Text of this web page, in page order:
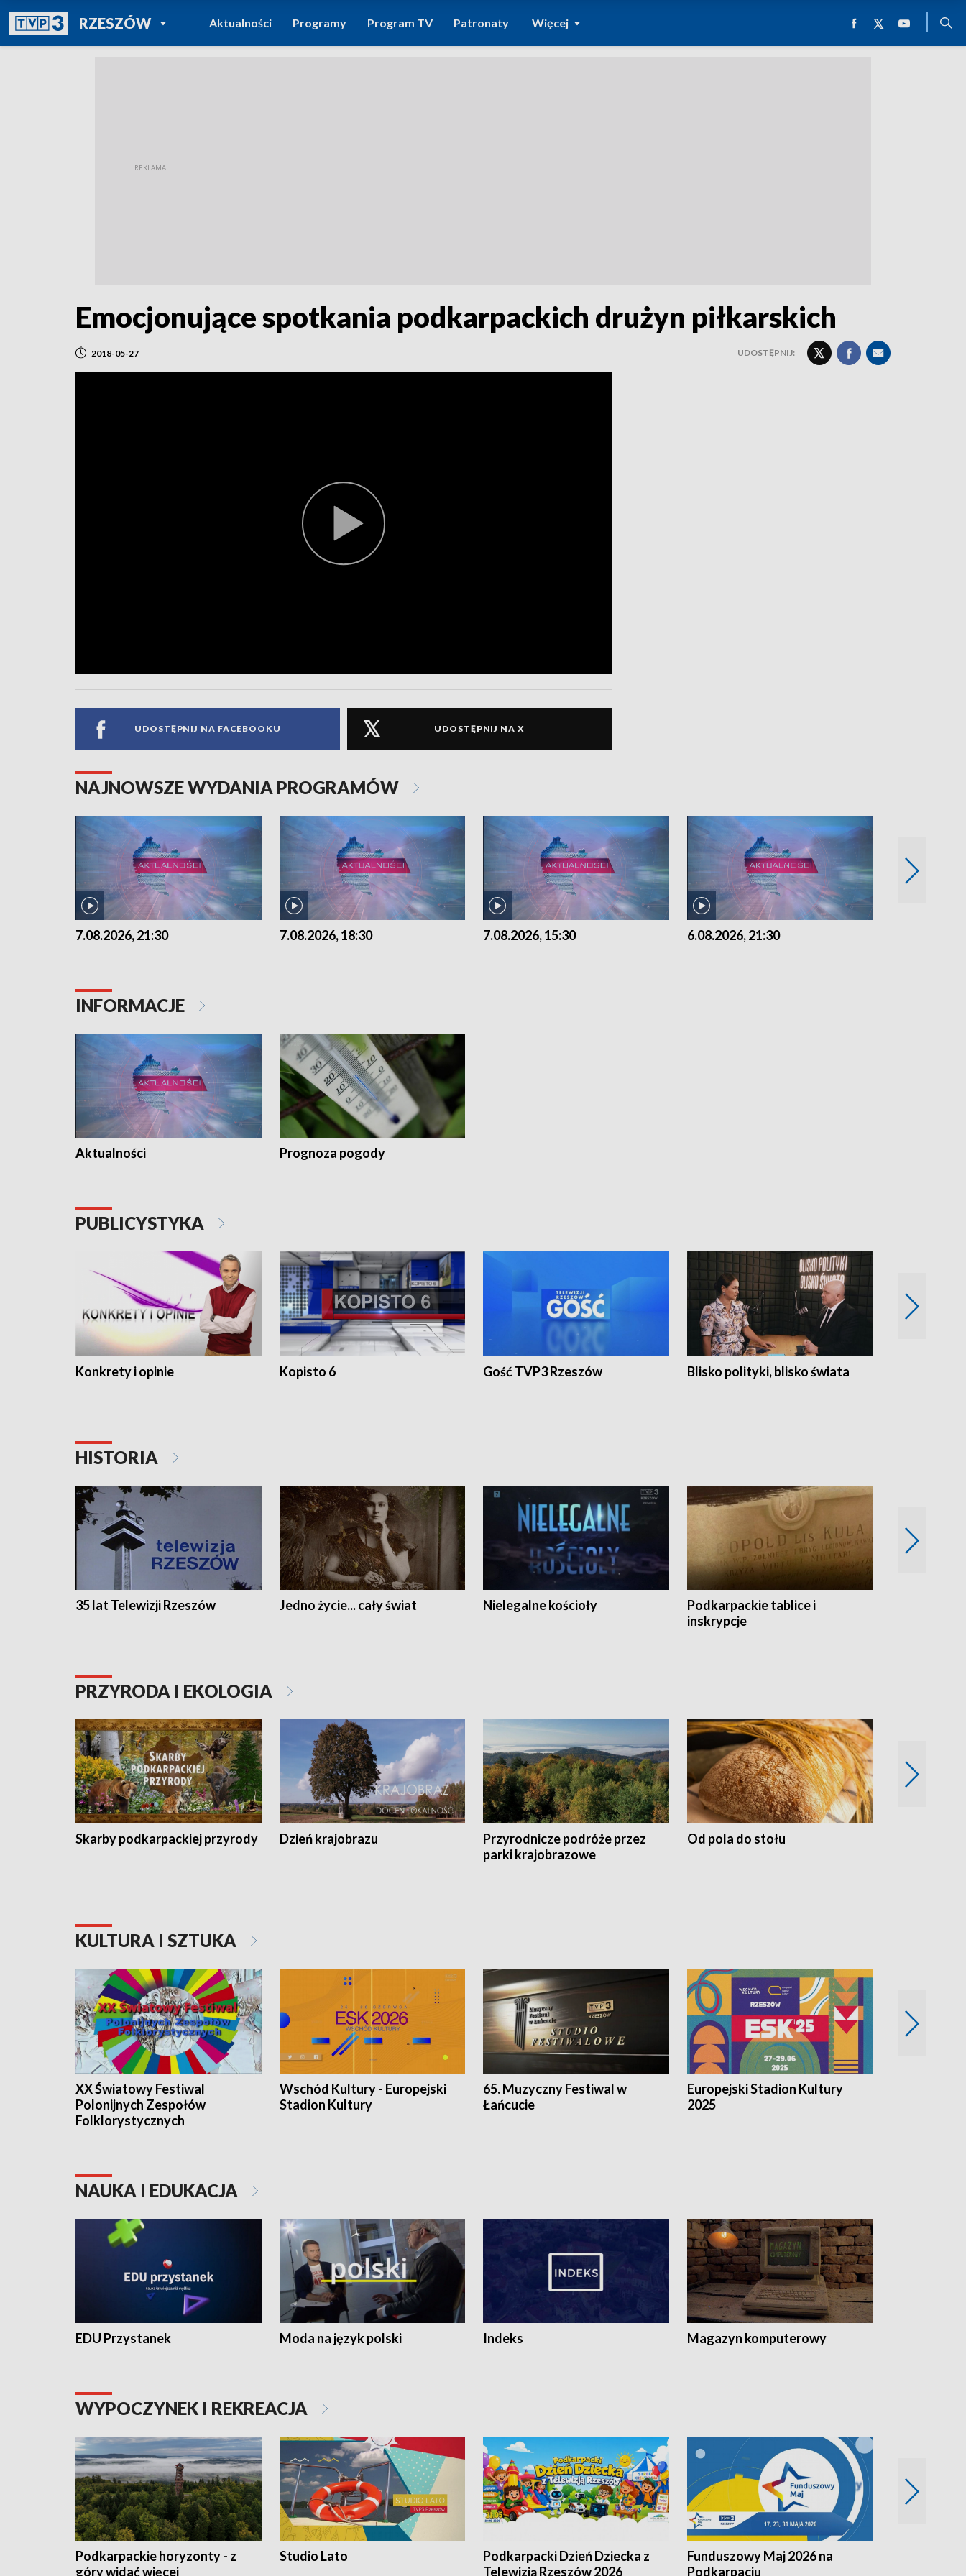
RZESZÓWPOWRÓT DO
TVP REGIONY
Aktualności Programy Program TV Patronaty Więcej
Emocjonujące spotkania podkarpackich drużyn piłkarskich
2018-05-27 UDOSTĘPNIJ:
UDOSTĘPNIJ NA FACEBOOKU UDOSTĘPNIJ NA X
NAJNOWSZE WYDANIA PROGRAMÓW
7.08.2026, 21:30 7.08.2026, 18:30 7.08.2026, 15:30 6.08.2026, 21:30
INFORMACJE
Aktualności Prognoza pogody
PUBLICYSTYKA
Konkrety i opinie Kopisto 6 Gość TVP3 Rzeszów Blisko polityki, blisko świata
HISTORIA
35 lat Telewizji Rzeszów Jedno życie... cały świat Nielegalne kościoły
Podkarpackie tablice i
inskrypcje
PRZYRODA I EKOLOGIA
Skarby podkarpackiej przyrody Dzień krajobrazu
Przyrodnicze podróże przez
parki krajobrazowe
Od pola do stołu
KULTURA I SZTUKA
XX Światowy Festiwal
Polonijnych Zespołów
Folklorystycznych
Wschód Kultury - Europejski
Stadion Kultury
65. Muzyczny Festiwal w
Łańcucie
Europejski Stadion Kultury
2025
NAUKA I EDUKACJA
EDU Przystanek Moda na język polski Indeks Magazyn komputerowy
WYPOCZYNEK I REKREACJA
Podkarpackie horyzonty - z
góry widać więcej
Studio Lato
Podkarpacki Dzień Dziecka z
Telewizją Rzeszów 2026
Funduszowy Maj 2026 na
Podkarpaciu